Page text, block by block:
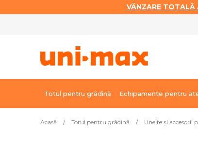
VÂNZARE TOTALĂ
Totul pentru grădină Echipamente pentru
Acasă / Totul pentru grădină / Unelte și accesorii